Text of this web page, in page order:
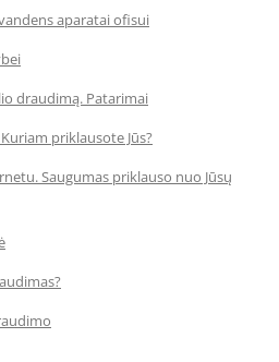
aparatai ofisui
draudimą. Patarimai
priklausote Jūs?
Saugumas priklauso nuo Jūsų